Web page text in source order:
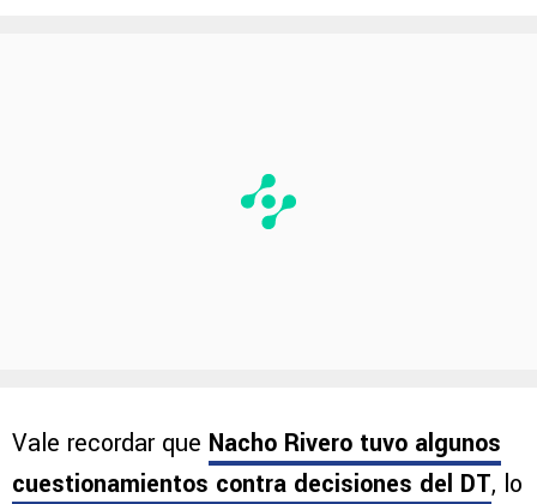
Vale recordar que Nacho Rivero tuvo algunos
cuestionamientos contra decisiones del DT, lo